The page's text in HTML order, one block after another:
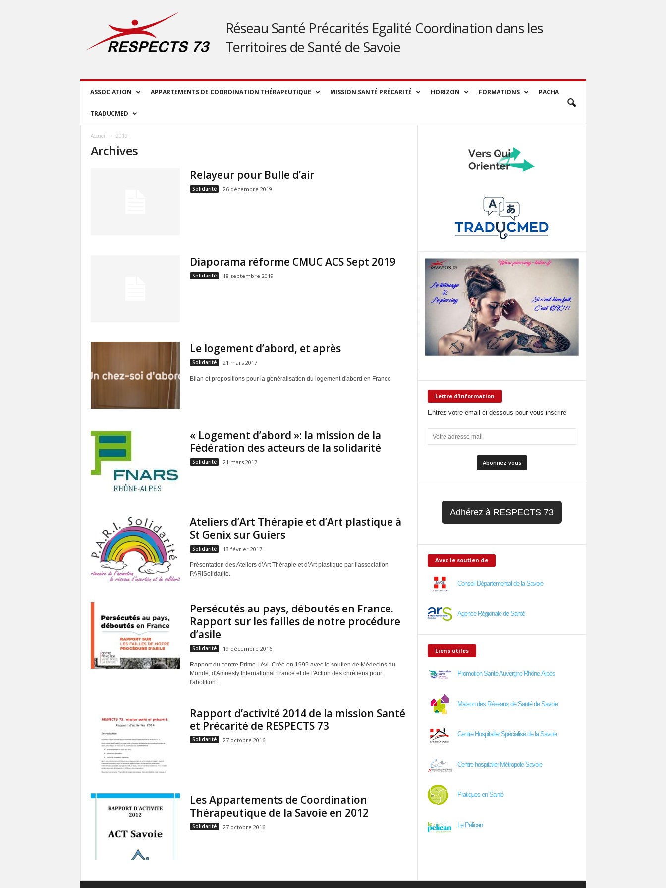
S
Réseau Santé Précarités Egalité Coordination dans les
Territoires de Santé de Savoie
ASSOCIATION APPARTEMENTS DE COORDINATION THÉRAPEUTIQUE MISSION SANTÉ PRÉCARITÉ HORIZON FORMATIONS PACHA
TRADUCMED
Accueil 2019
Archives
Relayeur pour Bulle d’air
Solidarité 26 décembre 2019
Diaporama réforme CMUC ACS Sept 2019
Solidarité 18 septembre 2019
Le logement d’abord, et après
Solidarité 21 mars 2017
Bilan et propositions pour la généralisation du logement d'abord en France
« Logement d’abord »: la mission de la
Fédération des acteurs de la solidarité
Solidarité 21 mars 2017
Ateliers d’Art Thérapie et d’Art plastique à
St Genix sur Guiers
Solidarité 13 février 2017
Présentation des Ateliers d’Art Thérapie et d’Art plastique par l’association
PARISolidarité.
Persécutés au pays, déboutés en France.
Rapport sur les failles de notre procédure
d’asile
Solidarité 19 décembre 2016
Rapport du centre Primo Lévi. Créé en 1995 avec le soutien de Médecins du
Monde, d'Amnesty International France et de l'Action des chrétiens pour
l'abolition...
Rapport d’activité 2014 de la mission Santé
et Précarité de RESPECTS 73
Solidarité 27 octobre 2016
Les Appartements de Coordination
Thérapeutique de la Savoie en 2012
Solidarité 27 octobre 2016
Lettre d’information
Entrez votre email ci-dessous pour vous inscrire
Adhérez à RESPECTS 73
Avec le soutien de
Conseil Départemental de la Savoie
Agence Régionale de Santé
Liens utiles
Promotion Santé Auvergne Rhône-Alpes
Maison des Réseaux de Santé de Savoie
Centre Hospitalier Spécialisé de la Savoie
Centre hospitalier Métropole Savoie
Pratiques en Santé
Le Pélican